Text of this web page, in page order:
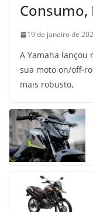
Consumo,
19 de janeiro de
A Yamaha lançou
sua moto on/off-
mais robusto,